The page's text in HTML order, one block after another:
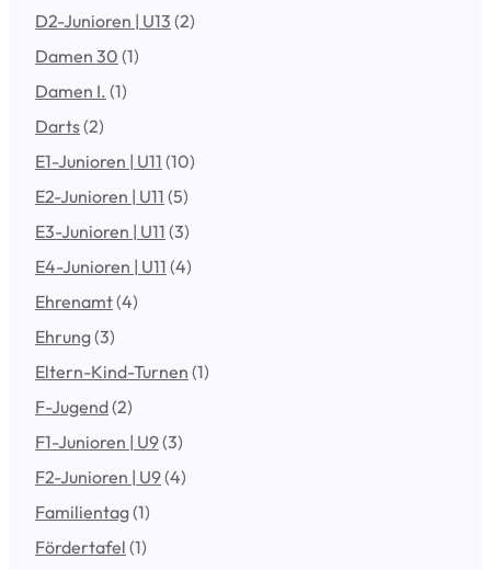
D2-Junioren | U13 (2)
Damen 30 (1)
Damen I. (1)
Darts(2)
E1-Junioren | U11 (10)
E2-Junioren | U11 (5)
E3-Junioren | U11 (3)
E4-Junioren | U11 (4)
Ehrenamt(4)
Ehrung(3)
Eltern-Kind-Turnen (1)
F-Jugend(2)
F1-Junioren | U9(3)
F2-Junioren | U9(4)
Familientag(1)
Fördertafel (1)